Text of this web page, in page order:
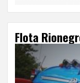
Flota